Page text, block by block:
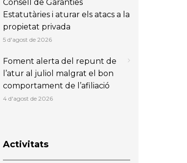
Consell de Garanties
Estatutàries i aturar els atacs a la
propietat privada
5 d'agost de 2026
Foment alerta del repunt de
l’atur al juliol malgrat el bon
comportament de l’afiliació
4 d'agost de 2026
Activitats